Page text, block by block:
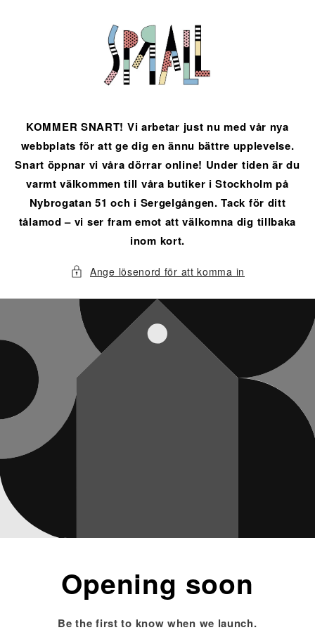
KOMMER SNART! Vi arbetar just nu med vår nya
webbplats för att ge dig en ännu bättre upplevelse.
Snart öppnar vi våra dörrar online! Under tiden är du
varmt välkommen till våra butiker i Stockholm på
Nybrogatan 51 och i Sergelgången. Tack för ditt
tålamod – vi ser fram emot att välkomna dig tillbaka
inom kort.
Ange lösenord för att komma in
Opening soon
Be the first to know when we launch.